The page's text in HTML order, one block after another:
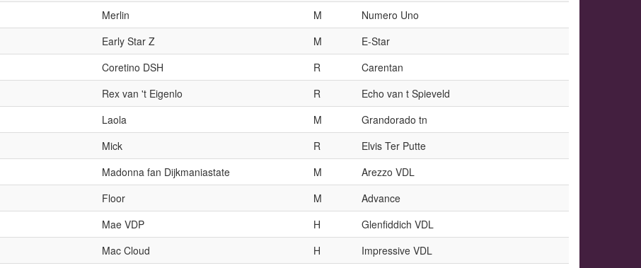
Merlin M
Numero Uno
Early Star Z M
E-Star
Coretino DSH R
Carentan
Rex van 't Eigenlo R
Echo van t Spieveld
Laola M
Grandorado tn
Mick R
Elvis Ter Putte
Madonna fan Dijkmaniastate M
Arezzo VDL
Floor M
Advance
Mae VDP H
Glenfiddich VDL
Mac Cloud H
Impressive VDL